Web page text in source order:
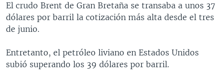
búsqueda
CHILE
PERÚ
ECUADOR
VENEZUELA
EL SALVADOR
GUATEMALA
HONDURAS
NICARAGUA
INMIGRACIÓN
LIBERTAD DE PRENSA
MUNDO
ECONOMÍA
ESPECIALES DE LA VOA
LIBERTAD DE PRENSA
UCRANIA
MULTIMEDIA
El crudo Brent de Gran Bretaña se transaba a unos 37
dólares por barril la cotización más alta desde el tres
de junio.
Entretanto, el petróleo liviano en Estados Unidos
subió superando los 39 dólares por barril.